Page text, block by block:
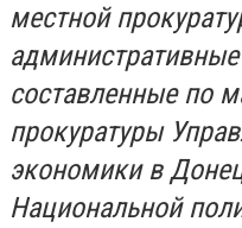
местной
составленные по
прокуратуры
экономики в
Национальной